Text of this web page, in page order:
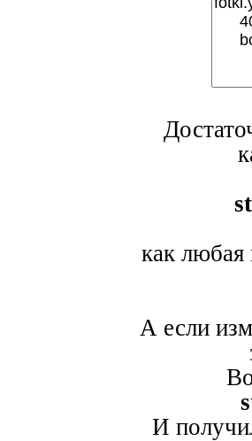
как любая
А если
И